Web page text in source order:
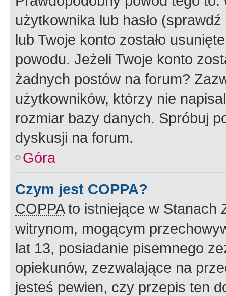
użytkownika lub hasło
lub Twoje konto zostało
powodu. Jeżeli Twoje konto
żadnych postów na forum?
użytkowników, którzy nie
rozmiar bazy danych. Spróbuj
dyskusji na forum.
Góra
Czym jest COPPA?
COPPAto istniejące w Stanach
witrynom, mogącym
lat 13, posiadanie pisemnego
opiekunów, zezwalające na
jesteś pewien, czy przepis ten